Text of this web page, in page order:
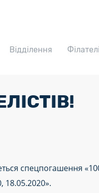
Відділення
спецпогашення
18.05.2020».